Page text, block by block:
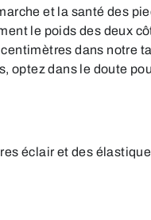
et la santé des
le poids des deux
dans notre
optez dans le doute
éclair et des